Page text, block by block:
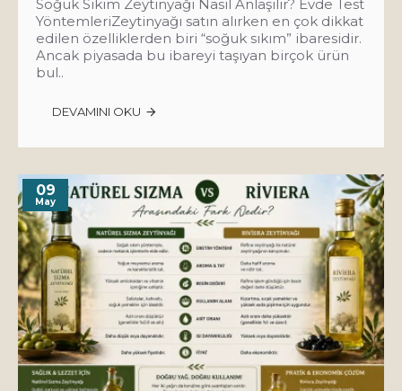
Soğuk Sıkım Zeytinyağı Nasıl Anlaşılır? Evde Test
YöntemleriZeytinyağı satın alırken en çok dikkat
edilen özelliklerden biri “soğuk sıkım” ibaresidir.
Ancak piyasada bu ibareyi taşıyan birçok ürün
bul..
DEVAMINI OKU
09
May